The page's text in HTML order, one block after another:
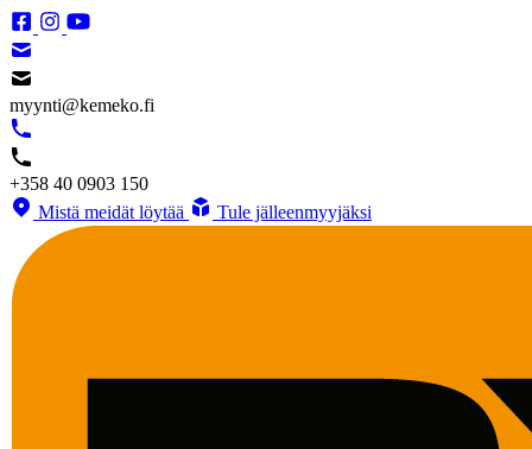
myynti@kemeko.fi
+358 40 0903 150
Mistä meidät löytää
Tule jälleenmyyjäksi